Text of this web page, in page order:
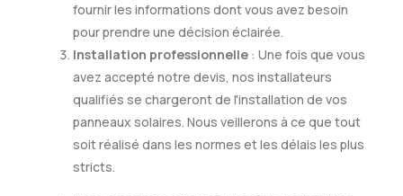
fournir les informations dont vous avez besoin
pour prendre une décision éclairée.
Installation professionnelle : Une fois que vous
avez accepté notre devis, nos installateurs
qualifiés se chargeront de l'installation de vos
panneaux solaires. Nous veillerons à ce que tout
soit réalisé dans les normes et les délais les plus
stricts.